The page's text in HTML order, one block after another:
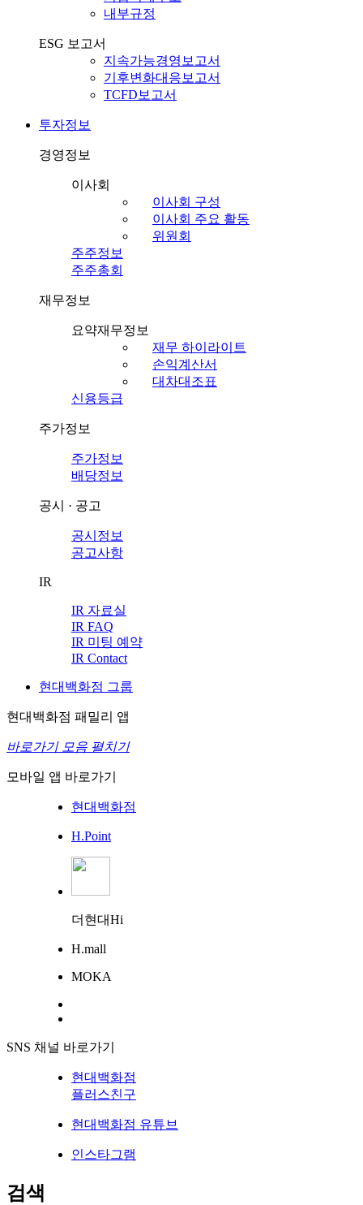
내부규정
ESG 보고서
지속가능경영보고서
기후변화대응보고서
TCFD보고서
투자정보
경영정보
이사회
이사회 구성
이사회 주요 활동
위원회
주주정보
주주총회
재무정보
요약재무정보
재무 하이라이트
손익계산서
대차대조표
신용등급
주가정보
주가정보
배당정보
공시 · 공고
공시정보
공고사항
IR
IR 자료실
IR FAQ
IR 미팅 예약
IR Contact
현대백화점 그룹
현대백화점 패밀리 앱
바로가기 모음 펼치기
모바일 앱 바로가기
현대백화점
H.Point
더현대Hi
H.mall
MOKA
SNS 채널 바로가기
현대백화점
플러스친구
현대백화점 유튜브
인스타그램
검색